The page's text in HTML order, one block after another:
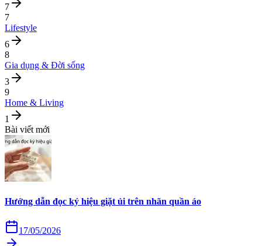
7
7
Lifestyle
6
8
Gia dụng & Đời sống
3
9
Home & Living
1
Bài viết mới
Hướng dẫn đọc ký hiệu giặt ủi trên nhãn quần áo
17/05/2026